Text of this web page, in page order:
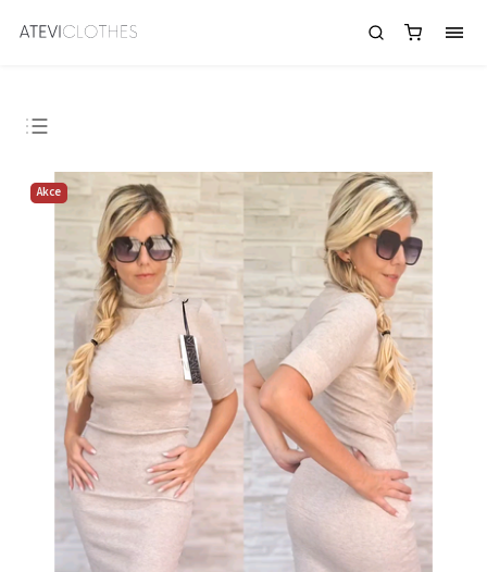
Dámský svetr v mintové barvě
Nejlevnější
Nejdražší
Abecedně
Akce